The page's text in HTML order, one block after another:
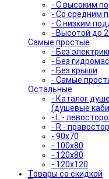
- С высоким
- Со средним
- С низким
- Высотой до
Самые простые
- Без
- Без
- Без крыши
- Самые
Остальные
- Каталог
(душевые
- L -
- R -
- 90x70
- 100x80
- 120x80
- 120x120
Товары со скидкой